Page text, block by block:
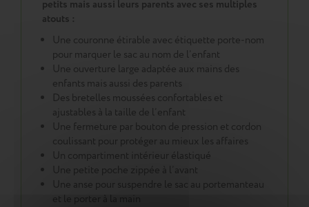
petits mais aussi leurs parents avec ses multiples
atouts :
Une couronne étirable avec étiquette porte-nom
pour marquer le sac au nom de l’enfant
Une ouverture large adaptée aux mains des
enfants mais aussi des parents
Des bretelles moussées confortables et
ajustables à la taille de l’enfant
Une fermeture par bouton de pression et cordon
coulissant pour protéger au mieux les affaires
Un compartiment intérieur élastiqué
Une petite poche zippée à l’avant
Une anse pour suspendre le sac au portemanteau
et le porter à la main